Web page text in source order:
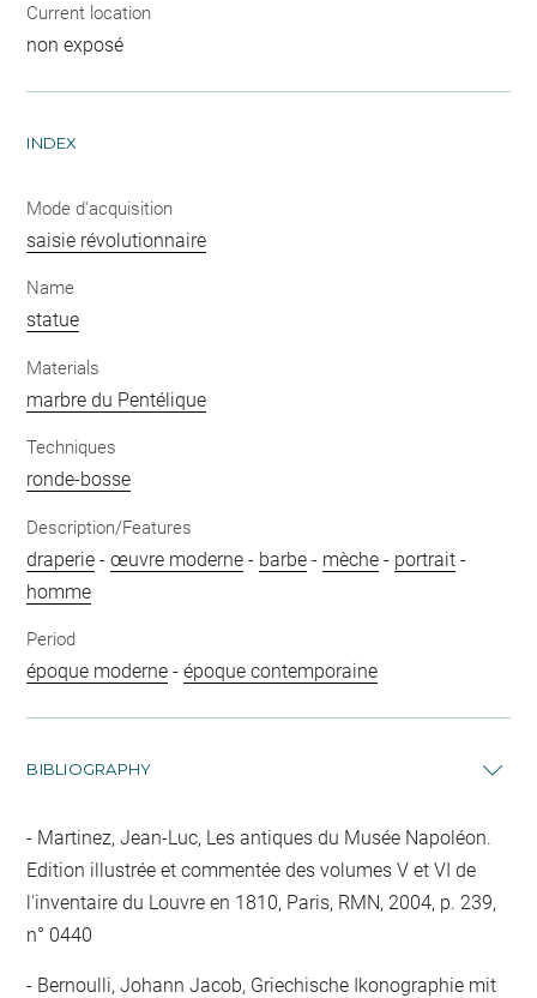
Current location
non exposé
INDEX
Mode d'acquisition
saisie révolutionnaire
Name
statue
Materials
marbre du Pentélique
Techniques
ronde-bosse
Description/Features
draperie -œuvre moderne - barbe - mèche - portrait -
homme
Period
époque moderne -époque contemporaine
BIBLIOGRAPHY
Martinez, Jean-Luc, Les antiques du Musée Napoléon.
Edition illustrée et commentée des volumes V et VI de
l'inventaire du Louvre en 1810, Paris, RMN, 2004, p. 239,
n° 0440
Bernoulli, Johann Jacob, Griechische Ikonographie mit